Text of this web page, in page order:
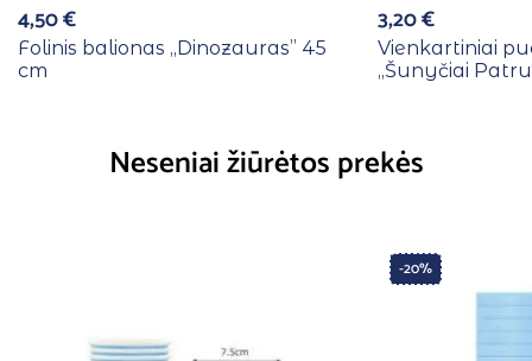
4,50€
Folinis balionas ,,Dinozauras” 45
cm
3,20€
Vienkartiniai
,,Šunyčiai
Neseniai žiūrėtos prekės
-20%